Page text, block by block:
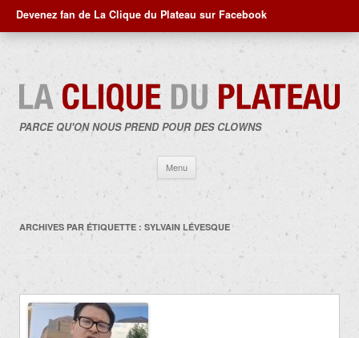
Devenez fan de La Clique du Plateau sur Facebook
PARCE QU'ON NOUS PREND POUR DES CLOWNS
Menu
contenu
ARCHIVES PAR ÉTIQUETTE : SYLVAIN LÉVESQUE